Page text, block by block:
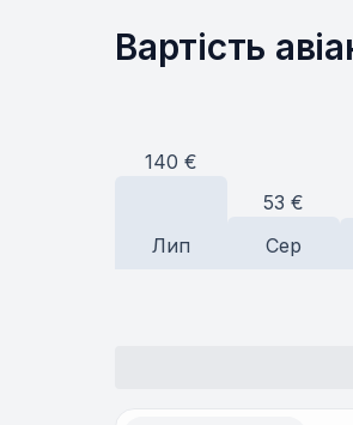
Вартість
140 €
Лип
53 €
Сер